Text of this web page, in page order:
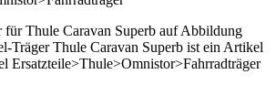
für Thule Caravan Superb auf Abbildung
Träger Thule Caravan Superb ist ein Artikel
Ersatzteile>Thule>Omnistor>Fahrradträger